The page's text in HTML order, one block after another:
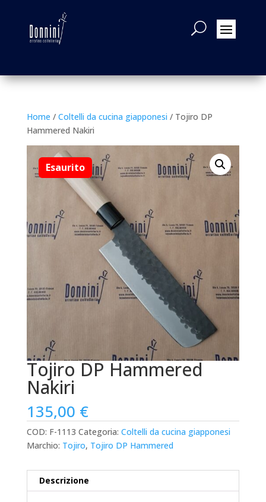
Home / Coltelli da cucina giapponesi / Tojiro DP
Hammered Nakiri
Tojiro DP Hammered
Nakiri
135,00 €
COD: F-1113 Categoria: Coltelli da cucina giapponesi
Marchio: Tojiro, Tojiro DP Hammered
Descrizione